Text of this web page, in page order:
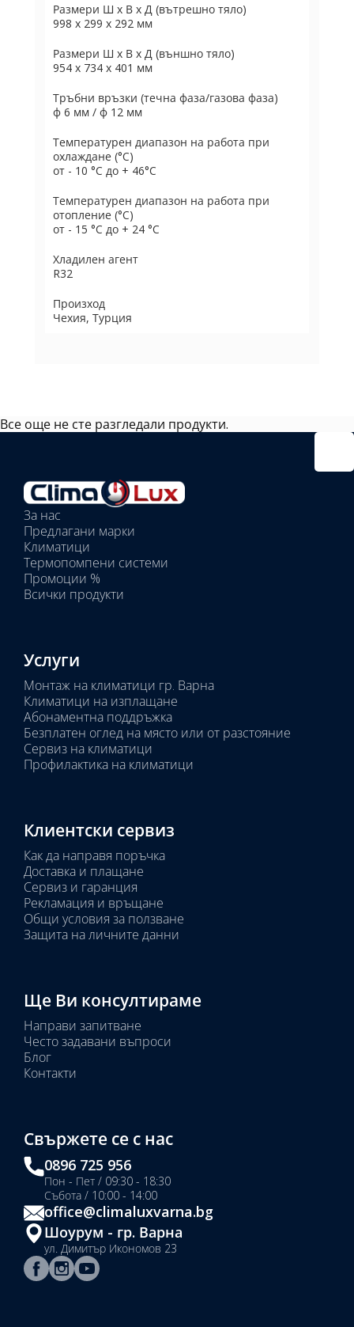
Размери Ш х В х Д (вътрешно тяло)
998 х 299 х 292 мм
Размери Ш х В х Д (външно тяло)
954 х 734 х 401 мм
Тръбни връзки (течна фаза/газова фаза)
ф 6 мм / ф 12 мм
Температурен диапазон на работа при
охлаждане (°C)
от - 10 °C до + 46°C
Температурен диапазон на работа при
отопление (°C)
от - 15 °C до + 24 °C
Хладилен агент
R32
Произход
Чехия, Турция
Все още не сте разгледали продукти.
Избрани
вътрешни
тела:
Избрано
тяло:
За нас
Предлагани марки
Климатици
Термопомпени системи
Промоции %
Всички продукти
Услуги
Монтаж на климатици гр. Варна
Климатици на изплащане
Абонаментна поддръжка
Безплатен оглед на място или от разстояние
Сервиз на климатици
Профилактика на климатици
Клиентски сервиз
Как да направя поръчка
Доставка и плащане
Сервиз и гаранция
Рекламация и връщане
Общи условия за ползване
Защита на личните данни
Ще Ви консултираме
Направи запитване
Често задавани въпроси
Блог
Контакти
Свържете се с нас
0896 725 956
Пон - Пет / 09:30 - 18:30
Събота / 10:00 - 14:00
office@climaluxvarna.bg
Шоурум - гр. Варна
ул. Димитър Икономов 23